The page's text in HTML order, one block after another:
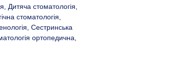
Дитяча стоматологія,
стоматологія,
Сестринська
ортопедична,